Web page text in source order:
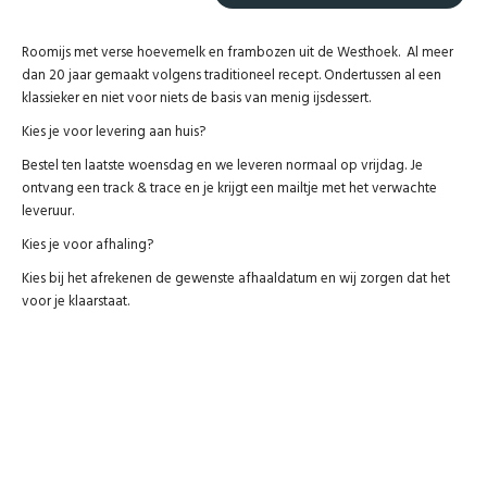
Roomijs met verse hoevemelk en frambozen uit de Westhoek. Al meer
dan 20 jaar gemaakt volgens traditioneel recept. Ondertussen al een
klassieker en niet voor niets de basis van menig ijsdessert.
Kies je voor levering aan huis?
Bestel ten laatste woensdag en we leveren normaal op vrijdag. Je
ontvang een track & trace en je krijgt een mailtje met het verwachte
leveruur.
Kies je voor afhaling?
Kies bij het afrekenen de gewenste afhaaldatum en wij zorgen dat het
voor je klaarstaat.